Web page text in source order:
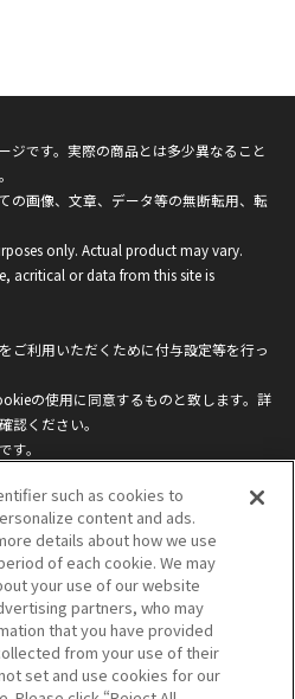
です。実際の商品とは多少異なること
の画像、文章、データ等の無断転用、転
only. Actual product may vary.
acritical or data from this site is
ご利用いただくために付与設定等を行っ
の使用に同意するものと致します。詳
認ください。
。
Do Not Sell or Share My
Personal Information
ソーシャルメディアポリシー
お問い合わせ
such as cookies to
content and ads.
details about how we use
of each cookie. We may
your use of our website
partners, who may
that you have provided
from your use of their
set and use cookies for our